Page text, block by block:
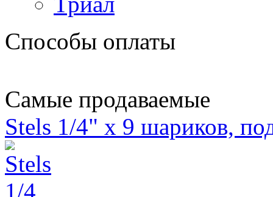
Способы оплаты
Самые продаваемые
Stels 1/4" х 9 шариков,